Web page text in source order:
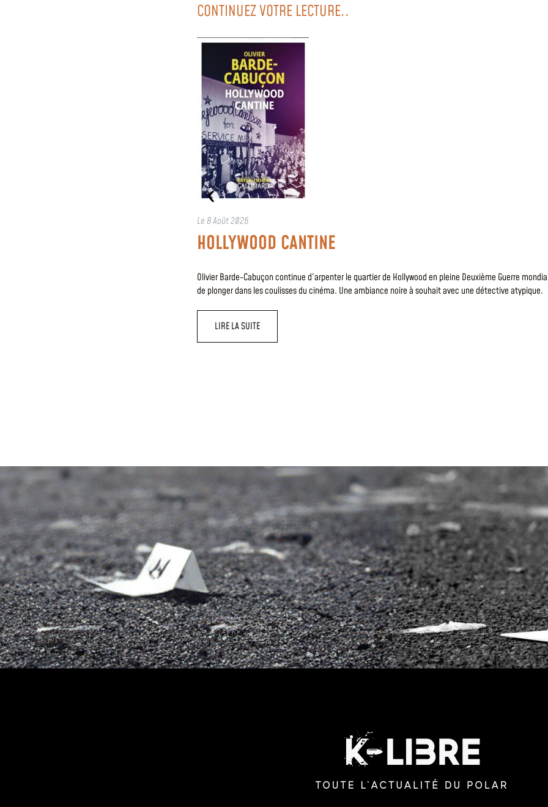
CONTINUEZ VOTRE LECTURE..
Le 8 Août 2026
HOLLYWOOD CANTINE
Olivier Barde-Cabuçon continue d’arpenter le quartier de Hollywood en pleine Deuxième Guerre
de plonger dans les coulisses du cinéma. Une ambiance noire à souhait avec une détective atypique.
LIRE LA SUITE